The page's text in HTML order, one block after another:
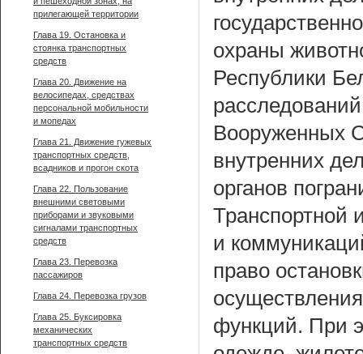
охраны
Республики
Вооруженных
внутренних
органов
Транспортной
и
право
функций. При
прилегающей территории
Глава 19. Остановка и
стоянка транспортных
средств
Глава 20. Движение на
велосипедах, средствах
персональной мобильности
и мопедах
Глава 21. Движение гужевых
транспортных средств,
всадников и прогон скота
Глава 22. Пользование
внешними световыми
приборами и звуковыми
сигналами транспортных
средств
Глава 23. Перевозка
пассажиров
Глава 24. Перевозка грузов
Глава 25. Буксировка
механических
транспортных средств